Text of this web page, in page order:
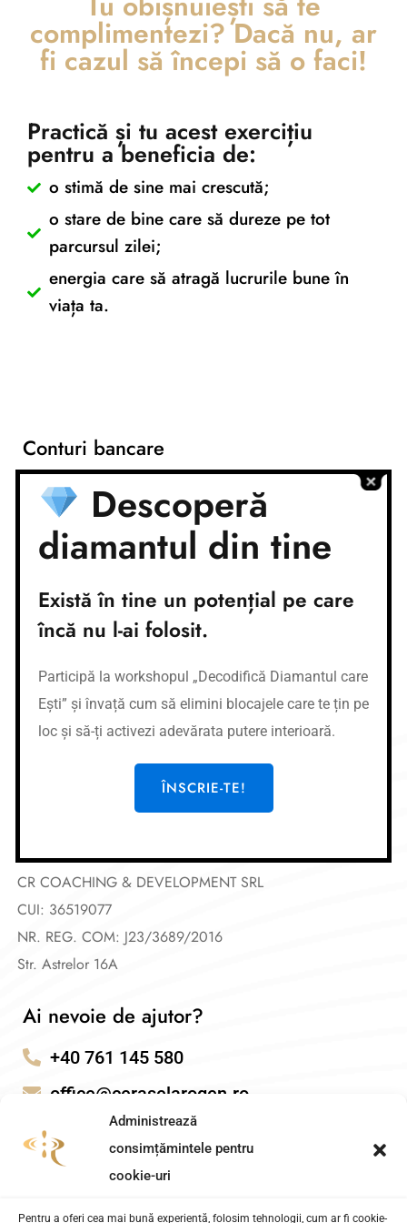
Administrează
consimțămintele pentru
cookie-uri
Pentru a oferi cea mai bună experiență, folosim tehnologii, cum ar fi cookie-
Exercitiu Gratuit – Tu
obișnuiești să te
complimentezi?
Exercitiu Gratuit – Tu obișnuiești să te complimentezi?
complimentezi? Dacă nu, ar
fi cazul să începi să o faci!
Practică și tu acest exercițiu
pentru a beneficia de:
o stimă de sine mai crescută;
o stare de bine care să dureze pe tot
parcursul zilei;
energia care să atragă lucrurile bune în
viața ta.
Conturi bancare
Nume cont:CR Coaching&Development
Nume banca:Banca Transilvania
IBAN:
RO37BTRLEURCRT0362684001
Nume cont: CR Coaching&Development
IBAN:RO87BTRLRONCRT0362684001
Link-uri utile
Cursuri
Meditații
Afirmații
Gura de oxigen privată
CR COACHING & DEVELOPMENT SRL
CUI: 36519077
NR. REG. COM: J23/3689/2016
Str. Astrelor 16A
Ai nevoie de ajutor?
+40 761 145 580
office@ceraselarogen.ro
Descoperă
diamantul din tine
Există în tine un potențial pe care
încă nu l-ai folosit.
Participă la workshopul „Decodifică Diamantul care
Ești” și învață cum să elimini blocajele care te țin pe
loc și să-ți activezi adevărata putere interioară.
ÎNSCRIE-TE!